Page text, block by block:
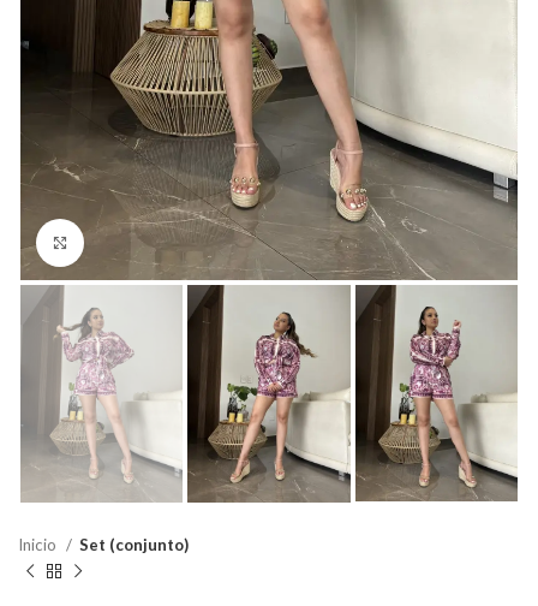
Click para agrandar
Inicio Set (conjunto)